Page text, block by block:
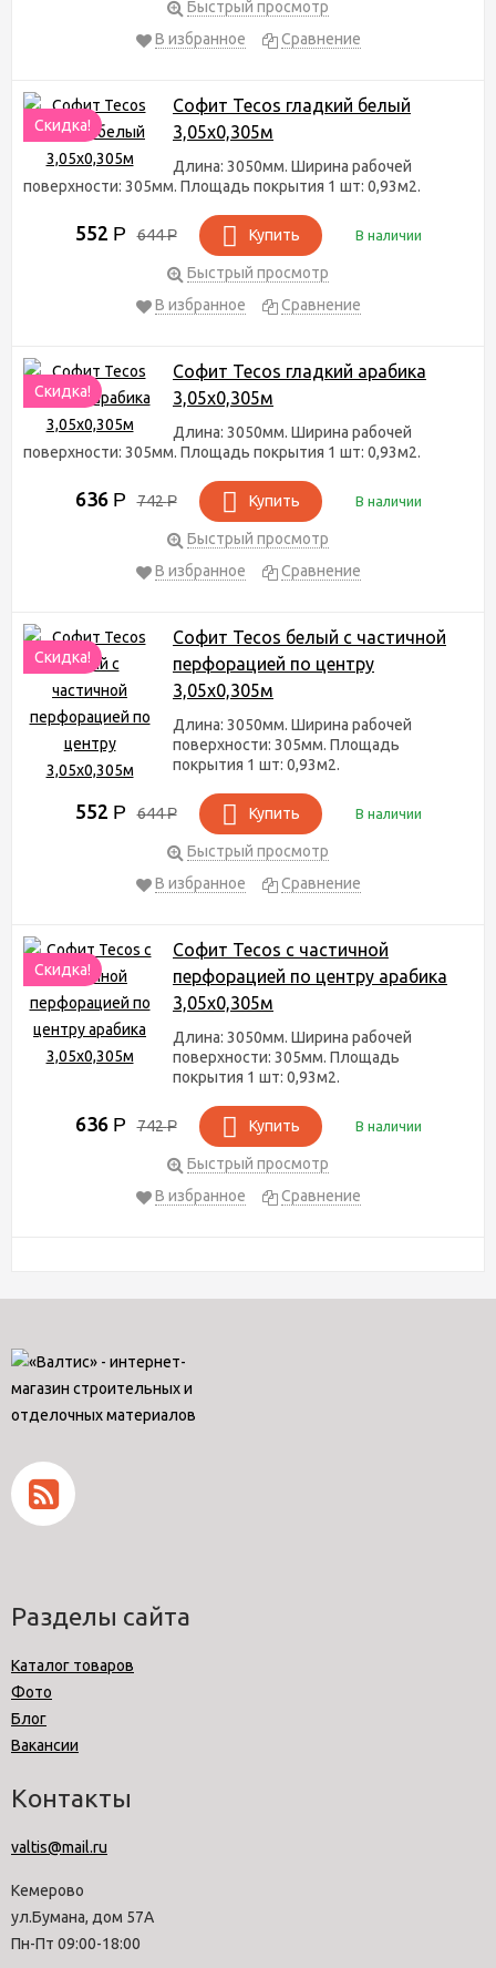
Быстрый просмотр
В избранное
Сравнение
Скидка!
Софит Tecos гладкий белый
3,05х0,305м
Длина: 3050мм. Ширина рабочей
поверхности: 305мм. Площадь покрытия 1 шт: 0,93м2.
552 Р 644Р Купить В наличии
Быстрый просмотр
В избранное
Сравнение
Скидка!
Софит Tecos гладкий арабика
3,05х0,305м
Длина: 3050мм. Ширина рабочей
поверхности: 305мм. Площадь покрытия 1 шт: 0,93м2.
636 Р 742Р Купить В наличии
Быстрый просмотр
В избранное
Сравнение
Скидка!
Софит Tecos белый с частичной
перфорацией по центру
3,05х0,305м
Длина: 3050мм. Ширина рабочей
поверхности: 305мм. Площадь
покрытия 1 шт: 0,93м2.
552 Р 644Р Купить В наличии
Быстрый просмотр
В избранное
Сравнение
Скидка!
Софит Tecos с частичной
перфорацией по центру арабика
3,05х0,305м
Длина: 3050мм. Ширина рабочей
поверхности: 305мм. Площадь
покрытия 1 шт: 0,93м2.
636 Р 742Р Купить В наличии
Быстрый просмотр
В избранное
Сравнение
Разделы сайта
Каталог товаров
Фото
Блог
Вакансии
Контакты
valtis@mail.ru
Кемерово
ул.Бумана, дом 57А
Пн-Пт 09:00-18:00